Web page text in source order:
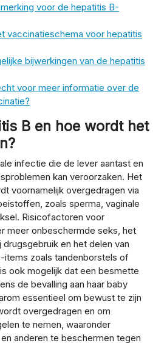
voor de hepatitis B-
vaccinatieschema voor hepatitis
bijwerkingen van de hepatitis
voor meer informatie over de
B en hoe wordt het
infectie die de lever aantast en
kan veroorzaken. Het
voornamelijk overgedragen via
zoals sperma, vaginale
Risicofactoren voor
meer onbeschermde seks, het
drugsgebruik en het delen van
items zoals tandenborstels of
ook mogelijk dat een besmette
de bevalling aan haar baby
essentieel om bewust te zijn
overgedragen en om
te nemen, waaronder
anderen te beschermen tegen